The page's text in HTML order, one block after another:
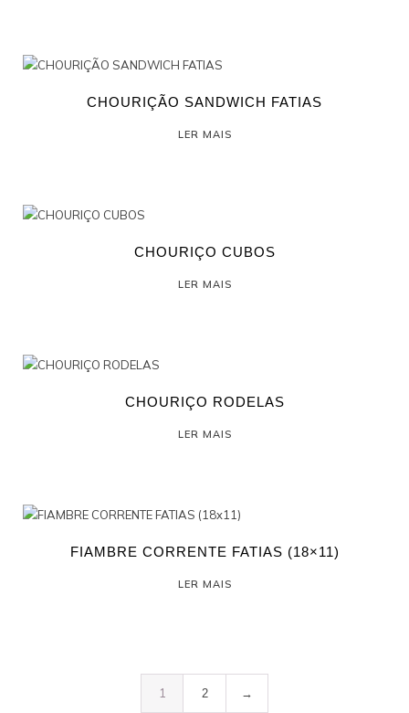
CHOURIÇÃO SANDWICH FATIAS
LER MAIS
CHOURIÇO CUBOS
LER MAIS
CHOURIÇO RODELAS
LER MAIS
FIAMBRE CORRENTE FATIAS (18×11)
LER MAIS
1 2 →